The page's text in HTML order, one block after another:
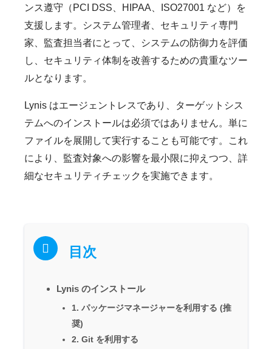
ンス遵守（PCI DSS、HIPAA、ISO27001 など）を
支援します。システム管理者、セキュリティ専門
家、監査担当者にとって、システムの防御力を評価
し、セキュリティ体制を改善するための貴重なツー
ルとなります。
Lynis はエージェントレスであり、ターゲットシス
テムへのインストールは必須ではありません。単に
ファイルを展開して実行することも可能です。これ
により、監査対象への影響を最小限に抑えつつ、詳
細なセキュリティチェックを実施できます。
目次
Lynis のインストール
1. パッケージマネージャーを利用する (推
奨)
2. Git を利用する